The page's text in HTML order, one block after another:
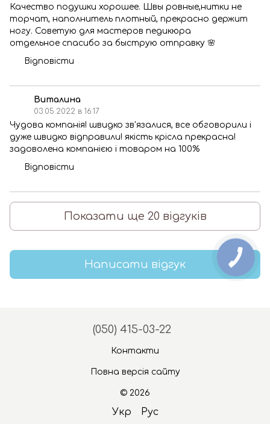
Качество подушки хорошее. Швы ровные,нитки не
торчат, наполнитель плотный, прекрасно держит
ногу. Советую для мастеров педикюра
отдельное спасибо за быструю отправку 🌸
Відповісти
Виталина
03.05.2022 в 16:17
Чудова компанія! швидко зв'язалися, все обговорили і
дуже швидко відправили! якість крісла прекрасна!
задоволена компанією і товаром на 100%
Відповісти
Показати ще 20 відгуків
Написати відгук
(050) 415-03-22
Контакти
Повна версія сайту
© 2026
Укр Рус